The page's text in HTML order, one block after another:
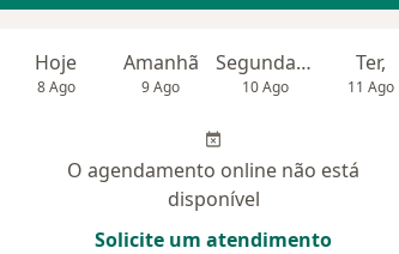
Hoje
8 Ago
Amanhã
9 Ago
Segunda-feira
10 Ago
Ter,
11 Ago
O agendamento online não está
disponível
Solicite um atendimento